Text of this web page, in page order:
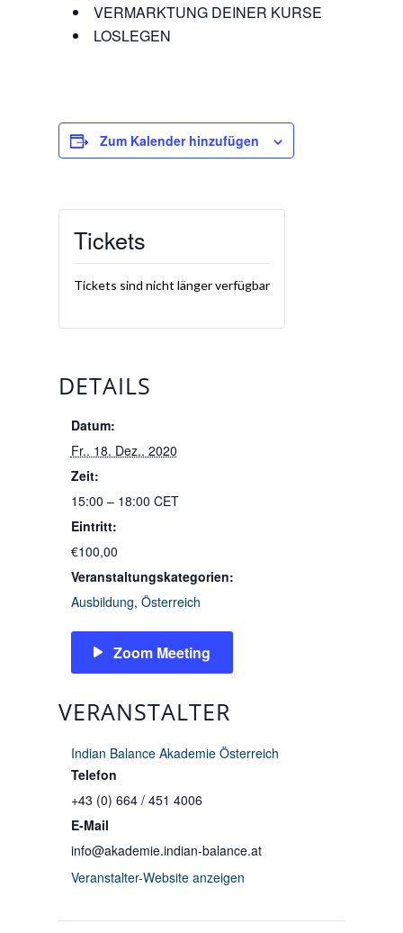
VERMARKTUNG DEINER KURSE
LOSLEGEN
Zum Kalender hinzufügen
Tickets
Tickets sind nicht länger verfügbar
DETAILS
Datum:
Fr.. 18. Dez.. 2020
Zeit:
15:00 – 18:00 CET
Eintritt:
€100,00
Veranstaltungskategorien:
Ausbildung, Österreich
Zoom Meeting
VERANSTALTER
Indian Balance Akademie Österreich
Telefon
+43 (0) 664 / 451 4006
E-Mail
info@akademie.indian-balance.at
Veranstalter-Website anzeigen